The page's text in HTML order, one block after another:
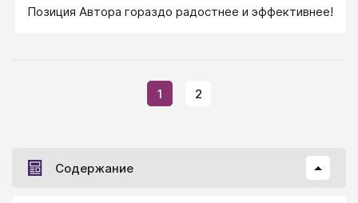
образом.
Позиция Автора гораздо радостнее и эффективнее!
1 2
Содержание